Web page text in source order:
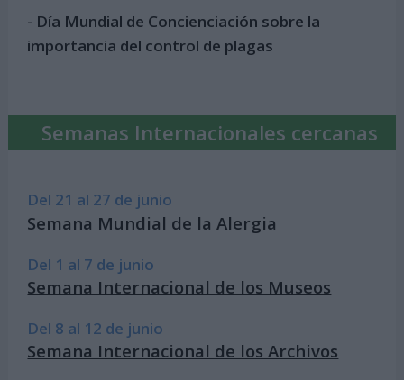
- Día Mundial de Concienciación sobre la
importancia del control de plagas
Semanas Internacionales cercanas
Del 21 al 27 de junio
Semana Mundial de la Alergia
Del 1 al 7 de junio
Semana Internacional de los Museos
Del 8 al 12 de junio
Semana Internacional de los Archivos